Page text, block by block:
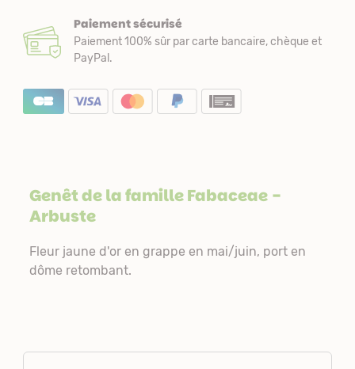
Paiement sécurisé
Paiement 100% sûr par carte bancaire, chèque et
PayPal.
Genêt de la familleFabaceae-
Arbuste
Fleur jaune d'or en grappe en mai/juin, port en
dôme retombant.